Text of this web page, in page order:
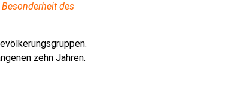
des
zehn Jahren.